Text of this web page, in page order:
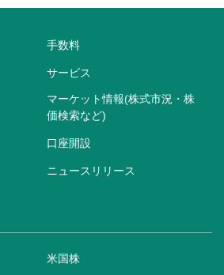
手数料
サービス
マーケット情報(株式市況・株
価検索など)
口座開設
ニュースリリース
米国株